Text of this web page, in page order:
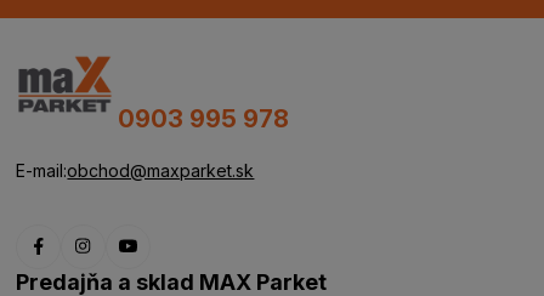
0903 995 978
E-mail:obchod@maxparket.sk
Predajňa a sklad MAX Parket